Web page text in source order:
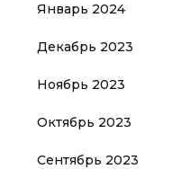
Январь 2024
Декабрь 2023
Ноябрь 2023
Октябрь 2023
Сентябрь 2023